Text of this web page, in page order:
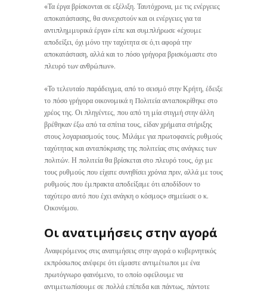
«Τα έργα βρίσκονται σε εξέλιξη. Ταυτόχρονα, με τις ενέργειες
αποκατάστασης, θα συνεχιστούν και οι ενέργειες για τα
αντιπλημμυρικά έργα» είπε και συμπλήρωσε «έχουμε
αποδείξει, όχι μόνο την ταχύτητα σε ό,τι αφορά την
αποκατάσταση, αλλά και το πόσο γρήγορα βρισκόμαστε στο
πλευρό των ανθρώπων».
«Το τελευταίο παράδειγμα, από το σεισμό στην Κρήτη, έδειξε
το πόσο γρήγορα οικονομικά η Πολιτεία ανταποκρίθηκε στο
χρέος της. Οι πληγέντες, που από τη μία στιγμή στην άλλη
βρέθηκαν έξω από τα σπίτια τους, είδαν χρήματα στήριξης
στους λογαριασμούς τους. Μιλάμε για πρωτοφανείς ρυθμούς
ταχύτητας και ανταπόκρισης της πολιτείας στις ανάγκες των
πολιτών. Η πολιτεία θα βρίσκεται στο πλευρό τους, όχι με
τους ρυθμούς που είχατε συνηθίσει χρόνια πριν, αλλά με τους
ρυθμούς που έμπρακτα αποδείξαμε ότι αποδίδουν το
ταχύτερο αυτό που έχει ανάγκη ο κόσμος» σημείωσε ο κ.
Οικονόμου.
Οι ανατιμήσεις στην αγορά
Αναφερόμενος στις ανατιμήσεις στην αγορά ο κυβερνητικός
εκπρόσωπος ανέφερε ότι είμαστε αντιμέτωποι με ένα
πρωτόγνωρο φαινόμενο, το οποίο οφείλουμε να
αντιμετωπίσουμε σε πολλά επίπεδα και πάντως, πάντοτε